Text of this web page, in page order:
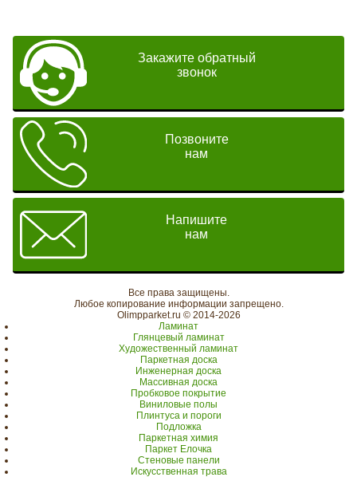
Закажите обратный
звонок
Позвоните
нам
Напишите
нам
Все права защищены.
Любое копирование информации запрещено.
Olimpparket.ru © 2014-2026
Ламинат
Глянцевый ламинат
Художественный ламинат
Паркетная доска
Инженерная доска
Массивная доска
Пробковое покрытие
Виниловые полы
Плинтуса и пороги
Подложка
Паркетная химия
Паркет Елочка
Стеновые панели
Искусственная трава